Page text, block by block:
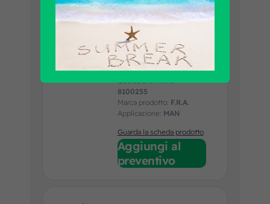
PARAURTI
POST.DX.LION
’S COACH
R07/R08
Codice art. F.R.A.:
8100255
Marca prodotto: F.R.A.
Applicazione: MAN
Guarda la scheda prodotto
Aggiungi al
preventivo